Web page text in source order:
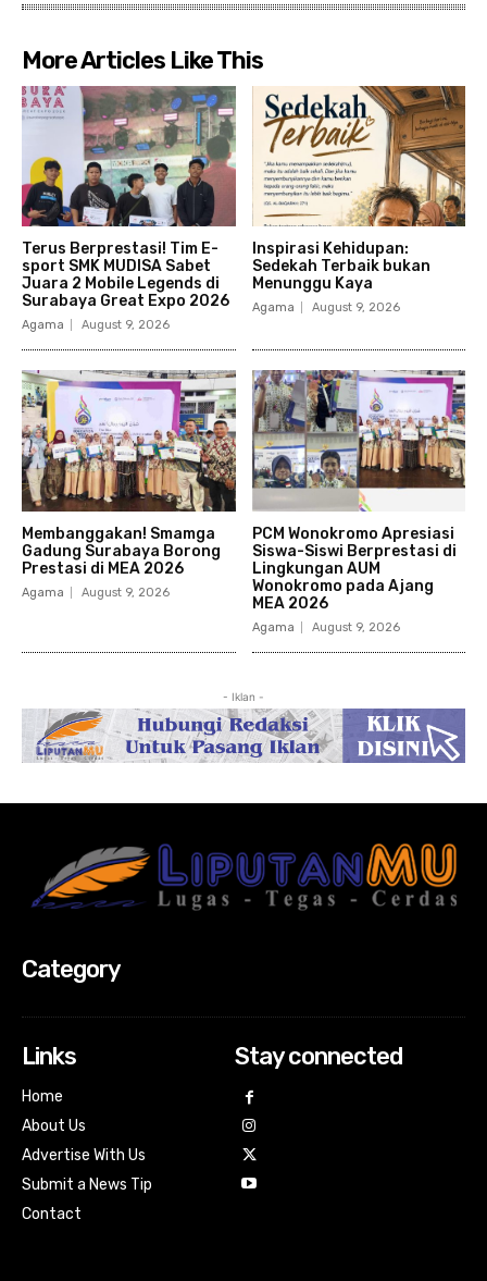
More Articles Like This
Terus Berprestasi! Tim E-
sport SMK MUDISA Sabet
Juara 2 Mobile Legends di
Surabaya Great Expo 2026
Agama August 9, 2026
Inspirasi Kehidupan:
Sedekah Terbaik bukan
Menunggu Kaya
Agama August 9, 2026
Membanggakan! Smamga
Gadung Surabaya Borong
Prestasi di MEA 2026
Agama August 9, 2026
PCM Wonokromo Apresiasi
Siswa-Siswi Berprestasi di
Lingkungan AUM
Wonokromo pada Ajang
MEA 2026
Agama August 9, 2026
- Iklan -
Category
Links
Home
About Us
Advertise With Us
Submit a News Tip
Contact
Stay connected